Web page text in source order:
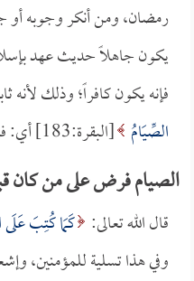
رمضان، ومن أنكر وجوبه أو
يكون جاهلاً حديث عهد
فإنه يكون كافراً؛ وذلك لأنه
الصِّيَامُ [البقرة:183] أي: فرض وأوجب وألزم عليكم.
الصيام فرض على من كان
قال الله تعالى: كَمَا كُتِبَ
وفي هذا تسلية للمؤمنين،